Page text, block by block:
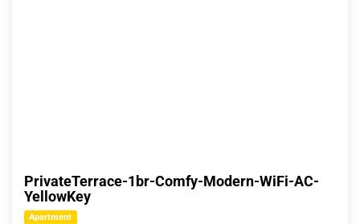
PrivateTerrace-1br-Comfy-Modern-WiFi-AC-
YellowKey
Apartment